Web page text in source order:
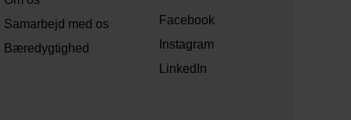
Samarbejd med os
Bæredygtighed
Facebook
Instagram
LinkedIn